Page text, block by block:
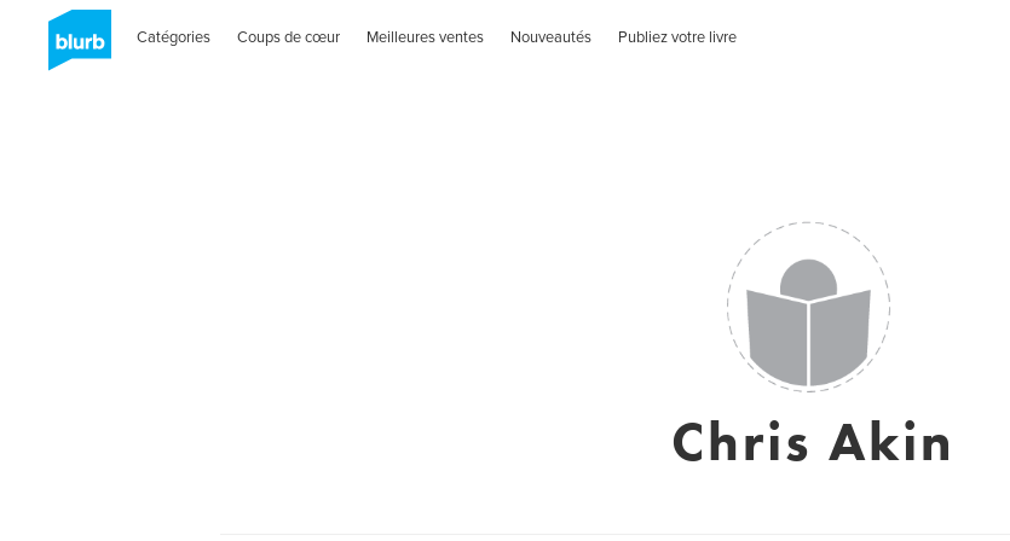
Catégories Coups de cœur Meilleures ventes Nouveautés Publiez votre livre
Chris Akin